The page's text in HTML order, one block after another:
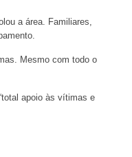
a área. Familiares,
Mesmo com todo o
apoio às vítimas e